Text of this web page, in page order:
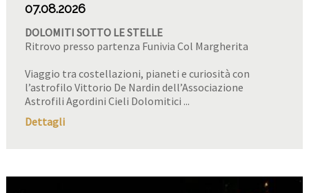
07.08.2026
DOLOMITI SOTTO LE STELLE
Ritrovo presso partenza Funivia Col Margherita
Viaggio tra costellazioni, pianeti e curiosità con
l’astrofilo Vittorio De Nardin dell’Associazione
Astrofili Agordini Cieli Dolomitici ...
Dettagli